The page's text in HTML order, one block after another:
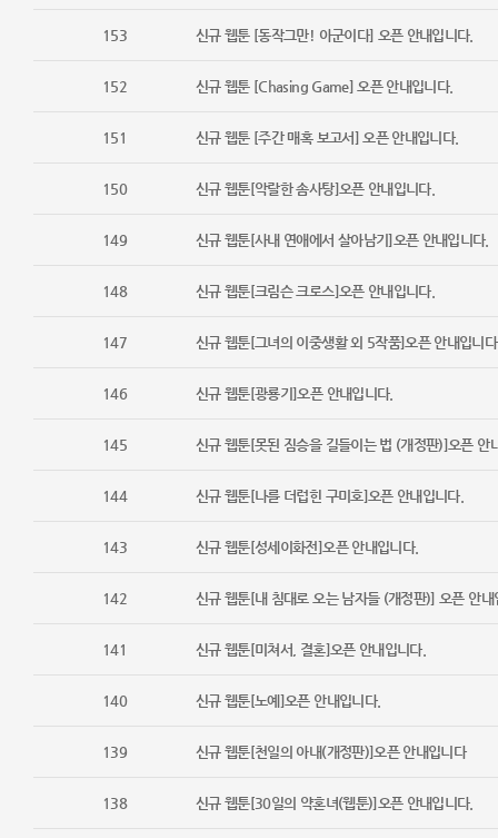
153 신규 웹툰 [동작그만! 아군이다] 오픈 안내입니다.
152 신규 웹툰 [Chasing Game] 오픈 안내입니다.
151 신규 웹툰 [주간 매혹 보고서] 오픈 안내입니다.
150 신규 웹툰[악랄한 솜사탕]오픈 안내입니다.
149 신규 웹툰[사내 연애에서 살아남기]오픈 안내입니다.
148 신규 웹툰[크림슨 크로스]오픈 안내입니다.
147 신규 웹툰[그녀의 이중생활​ 외 5작품]오픈 안내입니
146 신규 웹툰[광룡기]오픈 안내입니다.
145 신규 웹툰[못된 짐승을 길들이는 법 (개정판)]오픈 안
144 신규 웹툰[나를 더럽힌 구미호]오픈 안내입니다.
143 신규 웹툰[성세이화전]오픈 안내입니다.
142 신규 웹툰[내 침대로 오는 남자들 (개정판)] 오픈 안내
141 신규 웹툰[미쳐서, 결혼]오픈 안내입니다.
140 신규 웹툰[노예]오픈 안내입니다.
139 신규 웹툰[천일의 아내(개정판)]오픈 안내입니다
138 신규 웹툰[30일의 약혼녀(웹툰)]오픈 안내입니다.